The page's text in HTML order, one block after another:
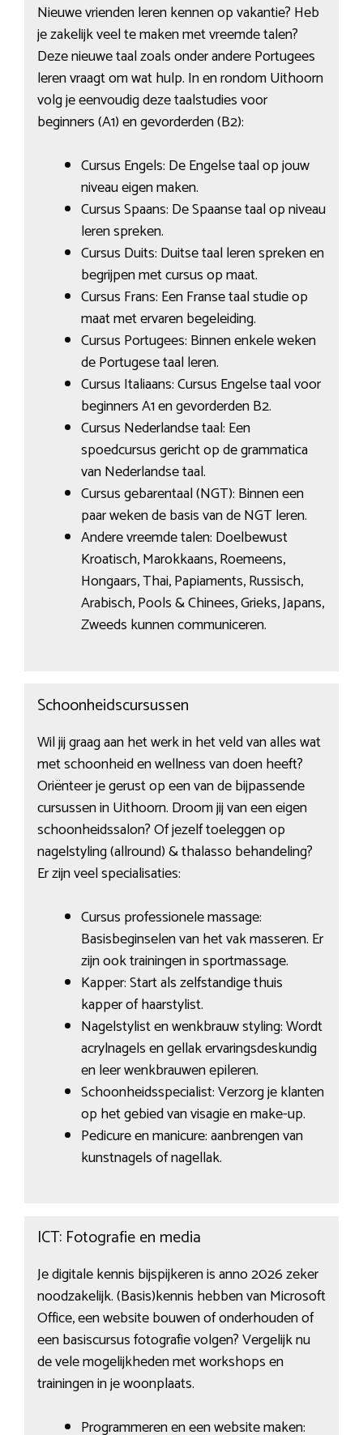
Nieuwe vrienden leren kennen op vakantie? Heb
je zakelijk veel te maken met vreemde talen?
Deze nieuwe taal zoals onder andere Portugees
leren vraagt om wat hulp. In en rondom Uithoorn
volg je eenvoudig deze taalstudies voor
beginners (A1) en gevorderden (B2):
Cursus Engels: De Engelse taal op jouw
niveau eigen maken.
Cursus Spaans: De Spaanse taal op niveau
leren spreken.
Cursus Duits: Duitse taal leren spreken en
begrijpen met cursus op maat.
Cursus Frans: Een Franse taal studie op
maat met ervaren begeleiding.
Cursus Portugees: Binnen enkele weken
de Portugese taal leren.
Cursus Italiaans: Cursus Engelse taal voor
beginners A1 en gevorderden B2.
Cursus Nederlandse taal: Een
spoedcursus gericht op de grammatica
van Nederlandse taal.
Cursus gebarentaal (NGT): Binnen een
paar weken de basis van de NGT leren.
Andere vreemde talen: Doelbewust
Kroatisch, Marokkaans, Roemeens,
Hongaars, Thai, Papiaments, Russisch,
Arabisch, Pools & Chinees, Grieks, Japans,
Zweeds kunnen communiceren.
Schoonheidscursussen
Wil jij graag aan het werk in het veld van alles wat
met schoonheid en wellness van doen heeft?
Oriënteer je gerust op een van de bijpassende
cursussen in Uithoorn. Droom jij van een eigen
schoonheidssalon? Of jezelf toeleggen op
nagelstyling (allround) & thalasso behandeling?
Er zijn veel specialisaties:
Cursus professionele massage:
Basisbeginselen van het vak masseren. Er
zijn ook trainingen in sportmassage.
Kapper: Start als zelfstandige thuis
kapper of haarstylist.
Nagelstylist en wenkbrauw styling: Wordt
acrylnagels en gellak ervaringsdeskundig
en leer wenkbrauwen epileren.
Schoonheidsspecialist: Verzorg je klanten
op het gebied van visagie en make-up.
Pedicure en manicure: aanbrengen van
kunstnagels of nagellak.
ICT: Fotografie en media
Je digitale kennis bijspijkeren is anno 2026 zeker
noodzakelijk. (Basis)kennis hebben van Microsoft
Office, een website bouwen of onderhouden of
een basiscursus fotografie volgen? Vergelijk nu
de vele mogelijkheden met workshops en
trainingen in je woonplaats.
Programmeren en een website maken: